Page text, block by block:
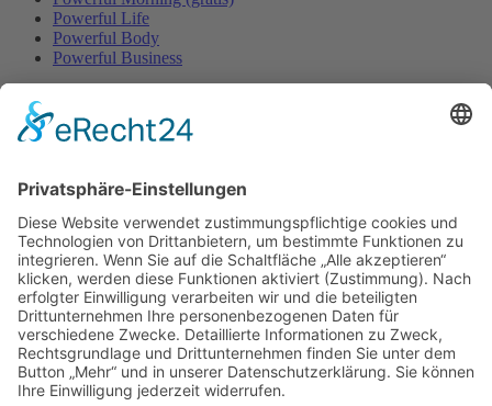
Powerful Life
Powerful Body
Powerful Business
Event-Übersicht
Über mich
Mit mir arbeiten
Gratis
Podcast
Shop